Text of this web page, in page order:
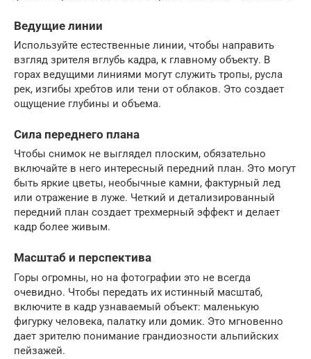
Ведущие линии
Используйте естественные линии, чтобы направить
взгляд зрителя вглубь кадра, к главному объекту. В
горах ведущими линиями могут служить тропы, русла
рек, изгибы хребтов или тени от облаков. Это создает
ощущение глубины и объема.
Сила переднего плана
Чтобы снимок не выглядел плоским, обязательно
включайте в него интересный передний план. Это могут
быть яркие цветы, необычные камни, фактурный лед
или отражение в луже. Четкий и детализированный
передний план создает трехмерный эффект и делает
кадр более живым.
Масштаб и перспектива
Горы огромны, но на фотографии это не всегда
очевидно. Чтобы передать их истинный масштаб,
включите в кадр узнаваемый объект: маленькую
фигурку человека, палатку или домик. Это мгновенно
дает зрителю понимание грандиозности альпийских
пейзажей.